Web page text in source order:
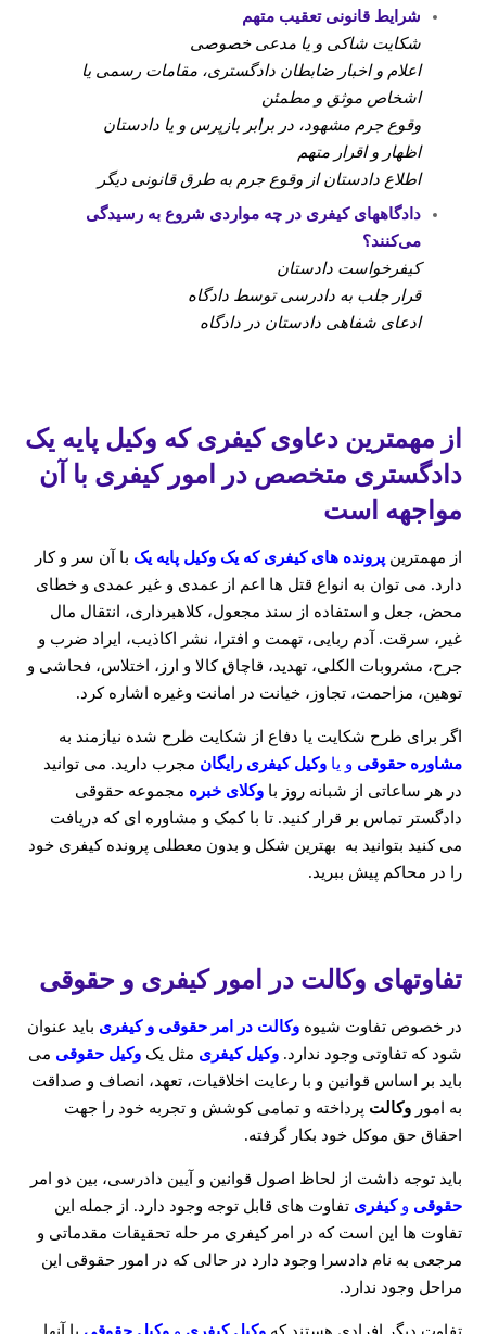
شرایط قانونی تعقیب متهم
شکایت شاکی و یا مدعی خصوصی
اعلام و اخبار ضابطان دادگستری، مقامات رسمی یا
اشخاص موثق و مطمئن
وقوع جرم مشهود، در برابر بازپرس و یا دادستان
اظهار و اقرار متهم
اطلاع دادستان از وقوع جرم به طرق قانونی دیگر
دادگاههای کیفری در چه مواردی شروع به رسیدگی
میکنند؟
کیفرخواست دادستان
قرار جلب به دادرسی توسط دادگاه
ادعای شفاهی دادستان در دادگاه
از مهمترین دعاوی کیفری که وکیل پایه یک
دادگستری متخصص در امور کیفری با آن
مواجهه است
از مهمترین پرونده های کیفری که یک وکیل پایه یک با آن سر و کار
دارد. می توان به انواع قتل ها اعم از عمدی و غیر عمدی و خطای
محض، جعل و استفاده از سند مجعول، کلاهبرداری، انتقال مال
غیر، سرقت. آدم ربایی، تهمت و افترا، نشر اکاذیب، ایراد ضرب و
جرح، مشروبات الکلی، تهدید، قاچاق کالا و ارز، اختلاس، فحاشی و
توهین، مزاحمت، تجاوز، خیانت در امانت وغیره اشاره کرد.
اگر برای طرح شکایت یا دفاع از شکایت طرح شده نیازمند به
مشاوره حقوقی و یاوکیل کیفری رایگان مجرب دارید. می توانید
در هر ساعاتی از شبانه روز باوکلای خبره مجموعه حقوقی
دادگستر تماس بر قرار کنید. تا با کمک و مشاوره ای که دریافت
می کنید بتوانید به بهترین شکل و بدون معطلی پرونده کیفری خود
را در محاکم پیش ببرید.
تفاوتهای وکالت در امور کیفری و حقوقی
در خصوص تفاوت شیوهوکالت در امر حقوقی و کیفری باید عنوان
شود که تفاوتی وجود ندارد.وکیل کیفری مثل یک وکیل حقوقی می
باید بر اساس قوانین و با رعایت اخلاقیات، تعهد، انصاف و صداقت
به اموروکالت پرداخته و تمامی کوشش و تجربه خود را جهت
احقاق حق موکل خود بکار گرفته.
باید توجه داشت از لحاظ اصول قوانین و آیین دادرسی، بین دو امر
حقوقی و کیفری تفاوت های قابل توجه وجود دارد. از جمله این
تفاوت ها این است که در امر کیفری مر حله تحقیقات مقدماتی و
مرجعی به نام دادسرا وجود دارد در حالی که در امور حقوقی این
مراحل وجود ندارد.